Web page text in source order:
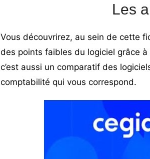
Les
Vous découvrirez, au sein de cette
des points faibles du logiciel grâce
c’est aussi un comparatif des
comptabilité qui vous correspond.